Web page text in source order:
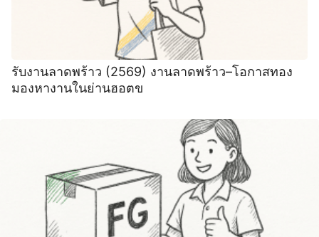
รับงานลาดพร้าว (2569) งานลาดพร้าว–โอกาสทอง
มองหางานในย่านฮอตข